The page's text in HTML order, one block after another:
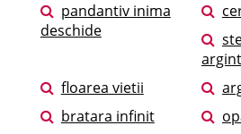
pandantiv inima
deschide
argint
floarea vietii
bratara infinit